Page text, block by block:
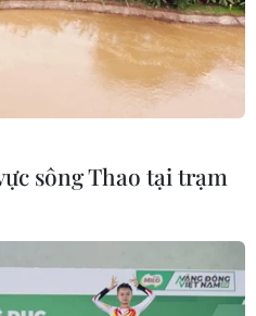
là lỗi của Boeing và
quản lý để lỗi này "không
sông Thao tại trạm